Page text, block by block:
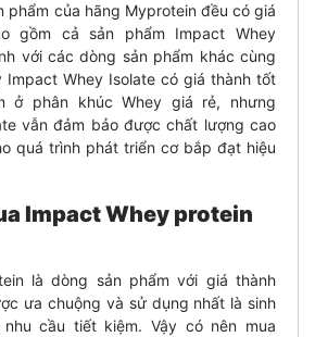
phẩm của hãng Myprotein đều có giá
gồm cả sản phẩm Impact Whey
với các dòng sản phẩm khác cùng
Impact Whey Isolate có giá thành tốt
ở phân khúc Whey giá rẻ, nhưng
vẫn đảm bảo được chất lượng cao
quá trình phát triển cơ bắp đạt hiệu
Impact Whey protein
là dòng sản phẩm với giá thành
ưa chuộng và sử dụng nhất là sinh
cầu tiết kiệm. Vậy có nên mua